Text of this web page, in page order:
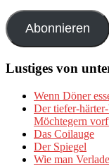
Adresse
Abonnieren
Lustiges von
Wenn Döner
Der tiefer-
Möchtegern
Das Coilauge
Der Spiegel
Wie man